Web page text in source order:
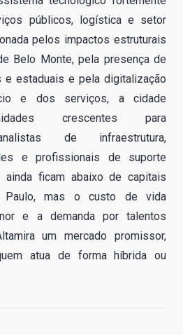
públicos, logística e setor
pelos impactos estruturais
Belo Monte, pela presença de
e estaduais e pela digitalização
e dos serviços, a cidade
crescentes para
de infraestrutura,
e profissionais de suporte
ainda ficam abaixo de capitais
mas o custo de vida
e a demanda por talentos
um mercado promissor,
atua de forma híbrida ou